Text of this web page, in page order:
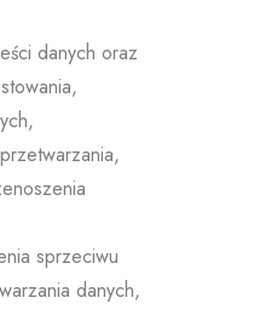
danych oraz
sprzeciwu
danych,